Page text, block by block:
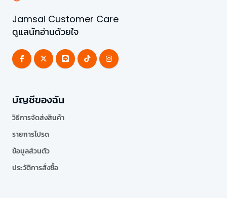
Jamsai Customer Care
ดูแลนักอ่านด้วยใจ
บัญชีของฉัน
วิธีการจัดส่งสินค้า
รายการโปรด
ข้อมูลส่วนตัว
ประวัติการสั่งซื้อ